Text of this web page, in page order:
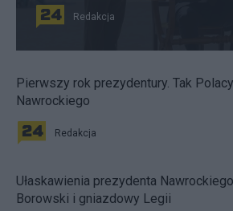
Redakcja
Pierwszy rok prezydentury. Tak
Nawrockiego
Redakcja
Ułaskawienia prezydenta
Borowski i gniazdowy Legii